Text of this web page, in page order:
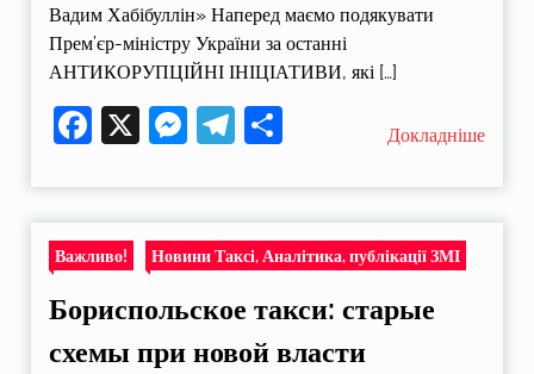
Вадим Хабібуллін» Наперед маємо подякувати
Прем’єр-міністру України за останні
АНТИКОРУПЦІЙНІ ІНІЦІАТИВИ, які […]
Facebook
X Messenger
Telegram
Поділитися
Докладніше
Важливо! Новини Таксі, Аналітика, публікації ЗМІ
Бориспольское такси: старые
схемы при новой власти